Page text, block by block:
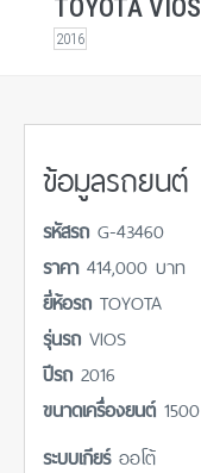
TOYOTA VIOS
2016
ข้อมูลรถยนต์
รหัสรถ G-43460
ราคา 414,000 บาท
ยี่ห้อรถ TOYOTA
รุ่นรถ VIOS
ปีรถ 2016
ขนาดเครื่องยนต์ 1500
ระบบเกียร์ ออโต้